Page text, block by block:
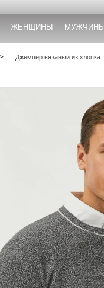
ЖЕНЩИНЫ МУЖЧИНЫ
Джемпер вязаный из хлопка